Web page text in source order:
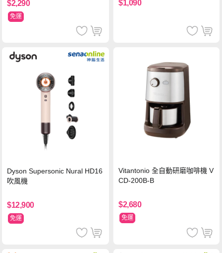
$2,290
免運
$1,090
Dyson Supersonic Nural HD16
吹風機
$12,900
免運
Vitantonio 全自動研磨咖啡機 V
CD-200B-B
$2,680
免運